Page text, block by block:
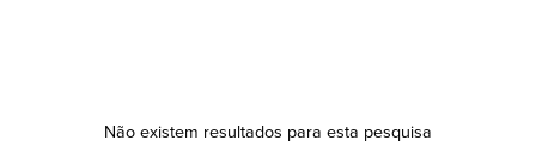
Não existem resultados para esta pesquisa